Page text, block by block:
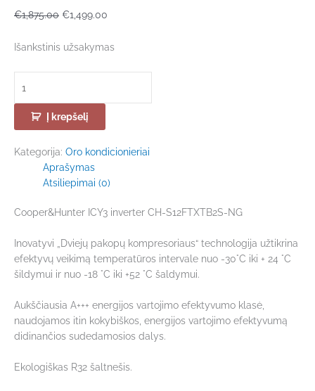
€1,875.00 €1,499.00
Išankstinis užsakymas
Į krepšelį
Kategorija: Oro kondicionieriai
Aprašymas
Atsiliepimai (0)
Cooper&Hunter ICY3 inverter CH-S12FTXTB2S-NG
Inovatyvi „Dviejų pakopų kompresoriaus“ technologija užtikrina
efektyvų veikimą temperatūros intervale nuo -30°C iki + 24 °C
šildymui ir nuo -18 °C iki +52 °C šaldymui.
Aukščiausia A+++ energijos vartojimo efektyvumo klasė,
naudojamos itin kokybiškos, energijos vartojimo efektyvumą
didinančios sudedamosios dalys.
Ekologiškas R32 šaltnešis.